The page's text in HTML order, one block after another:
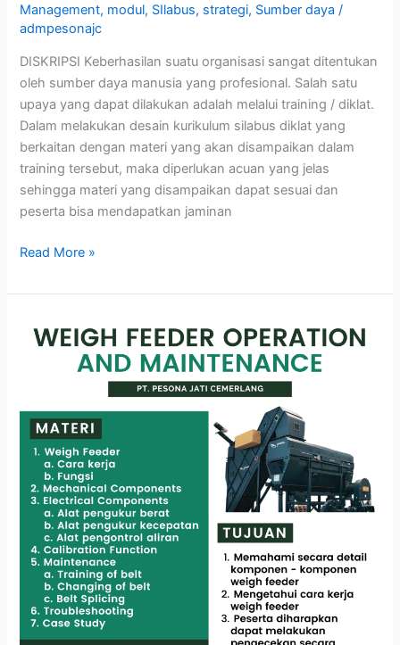
Management, modul, SIlabus, strategi, Sumber daya /
admpesonajc
DISKRIPSI Keberhasilan suatu organisasi sangat ditentukan
oleh sumber daya manusia yang profesional. Salah satu
upaya yang dapat dilakukan adalah melalui training / diklat.
Dalam melakukan desain kurikulum silabus diklat yang
berkaitan dengan materi yang akan disampaikan dalam
training tersebut, maka diperlukan acuan yang jelas
sehingga materi yang disampaikan dapat sesuai dan
peserta bisa mendapatkan jaminan
Read More »
FEEDER
OPERATION
MAINTENANCE